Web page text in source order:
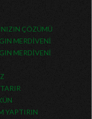
ÇÖZÜMÜ
MERDİVENİ
MERDİVENİ
YAPTIRIN